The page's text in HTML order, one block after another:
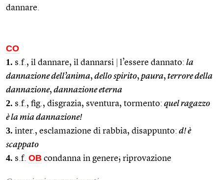
dannare.
CO
1. s.f., il dannare, il dannarsi l’essere dannato: la
dannazione dell’anima, dello spirito, paura, terrore della
dannazione, dannazione eterna
2. s.f., fig., disgrazia, sventura, tormento: quel ragazzo
è la mia dannazione!
3. inter., esclamazione di rabbia, disappunto: d! è
scappato
4. s.f. OB condanna in genere; riprovazione